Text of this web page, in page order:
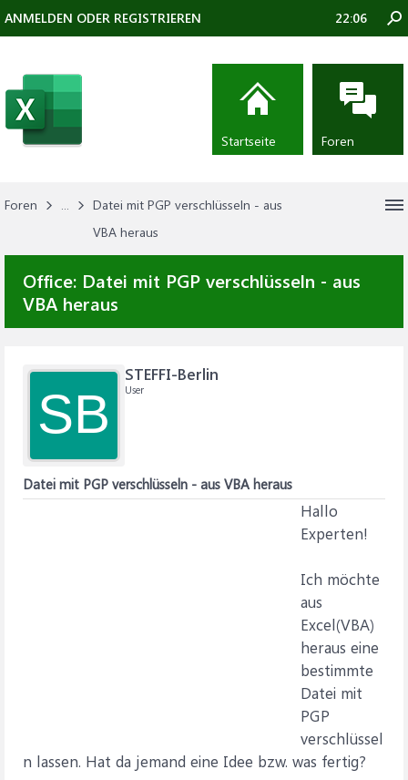
Foren ...
Datei mit PGP verschlüsseln - aus
VBA heraus
Office: Datei mit PGP verschlüsseln - aus
VBA heraus
SB
STEFFI-Berlin
User
Datei mit PGP verschlüsseln - aus VBA heraus
Hallo
Experten!
Ich möchte
aus
Excel(VBA)
heraus eine
bestimmte
Datei mit
PGP
verschlüssel
n lassen. Hat da jemand eine Idee bzw. was fertig?
ANMELDEN ODER REGISTRIEREN 22:06
Startseite Foren